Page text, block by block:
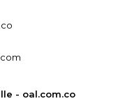
- oal.com.co